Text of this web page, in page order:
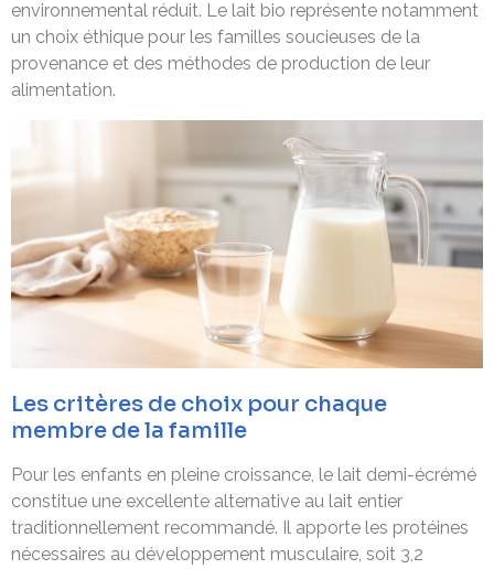
environnemental réduit. Le lait bio représente notamment
un choix éthique pour les familles soucieuses de la
provenance et des méthodes de production de leur
alimentation.
Les critères de choix pour chaque
membre de la famille
Pour les enfants en pleine croissance, le lait demi-écrémé
constitue une excellente alternative au lait entier
traditionnellement recommandé. Il apporte les protéines
nécessaires au développement musculaire, soit 3,2